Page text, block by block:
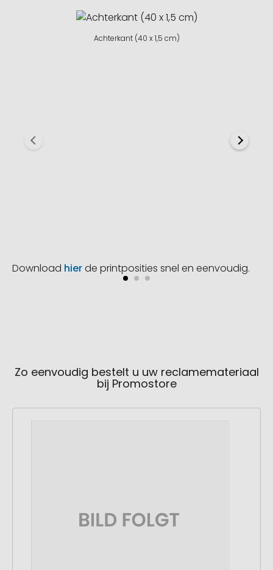
Achterkant (40 x 1,5 cm)
Download hierde printposities snel en eenvoudig.
Zo eenvoudig bestelt u uw reclamemateriaal
bij Promostore